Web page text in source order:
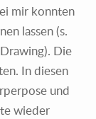
mir konnten
lassen (s.
Die
In diesen
und
wieder